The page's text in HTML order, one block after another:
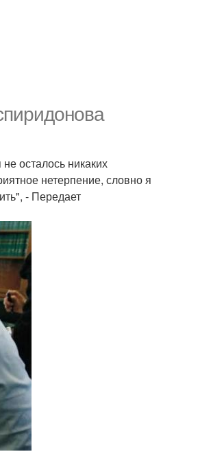
осталось никаких
нетерпение, словно я
- Передает